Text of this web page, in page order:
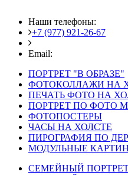
Наши телефоны:
+7 (977) 921-26-67
Email:
ПОРТРЕТ "В ОБРАЗЕ"
ФОТОКОЛЛАЖИ НА
ПЕЧАТЬ ФОТО НА
ПОРТРЕТ ПО ФОТО
ФОТОПОСТЕРЫ
ЧАСЫ НА ХОЛСТЕ
ПИРОГРАФИЯ ПО
МОДУЛЬНЫЕ
СЕМЕЙНЫЙ